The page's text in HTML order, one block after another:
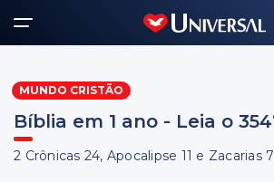
MUNDO CRISTÃO
Bíblia em 1 ano - Leia o
2 Crônicas 24, Apocalipse 11 e Zacarias 7